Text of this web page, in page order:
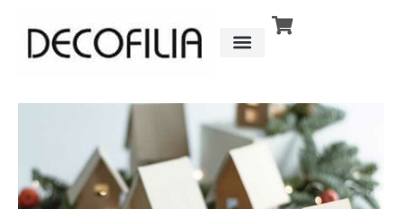
contenido